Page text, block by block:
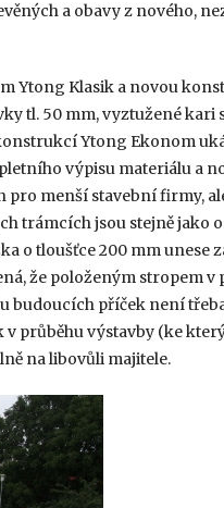
a obavy z nového,
Ytong Klasik a novou
tl. 50 mm, vyztužené
Ytong Ekonom
výpisu materiálu a
menší stavební firmy,
trámcích jsou stejně jako
o tloušťce 200 mm unese
že položeným stropem
budoucích příček není
průběhu výstavby (ke
na libovůli majitele.